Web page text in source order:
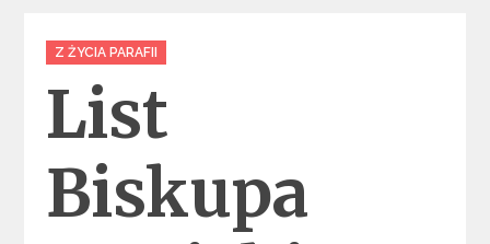
Categories
Z ŻYCIA PARAFII
List
Biskupa